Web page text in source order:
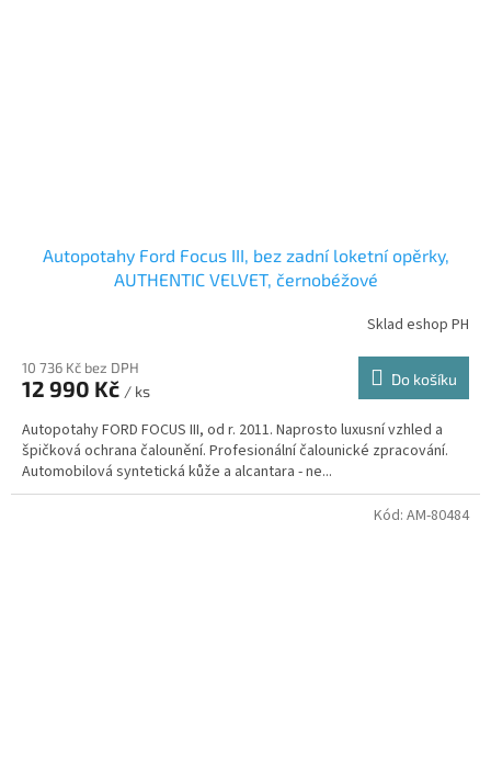
Autopotahy Ford Focus III, bez zadní loketní opěrky,
AUTHENTIC VELVET, černobéžové
Sklad eshop PH
10 736 Kč bez DPH
12 990 Kč / ks
Do košíku
Autopotahy FORD FOCUS III, od r. 2011. Naprosto luxusní vzhled a
špičková ochrana čalounění. Profesionální čalounické zpracování.
Automobilová syntetická kůže a alcantara - ne...
Kód: AM-80484